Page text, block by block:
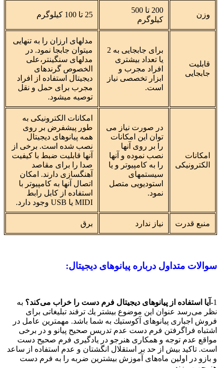
وزن
200 تا 500
کیلوگرم
25 تا 100 کیلوگرم
قابلیت
جابجایی
برای جابجایی به 2
یا تعداد بیشتری
افراد مجرب و
ابزار تخصصی نیاز
است.
مدلهای ارزان را به تنهایی
میتوان جابجا نمود. در
مدلهای سنگینتر،علی
الخصوص گرندهای
دیجیتال استفاده از افراد
مجرب برای حمل و نقل
توصیه میشود.
امکانات
الکترونیکی
در صورت نیاز می
توان این امکانات
را بر روی آنها
نصب نموده و آنها
را به کامپیوتر و یا
سیستمهای
استودیویی متصل
نمود.
امکانات الکترونیکی به
طور پیشفرض بر روی
همه پیانوهای دیجیتال
نصب شده است. برخی از
آنها قابلیت ضبط با کیفیت
صدا را برای مقاصد
آهنگسازی دارند. امکان
اتصال آنها به کامپیوتر با
استفاده از کابل رابط
MIDI یا USB وجود دارد.
منبع قدرت نیاز ندارد برق
سوالات متداول درباره پیانوهای دیجیتال:
1-آیا استفاده از پیانوهای دیجیتال فرم دست را خراب می‌كند؟ به
نظر می‌رسد عنوان این موضوع بیشتر یك ترفند تبلیغاتی برای
فروش اجباری پیانوهای آكوستیك به شما باشد. مهمترین عامل در
اشتباه فراگرفتن فرم دست عدم تدریس صحیح پیانو و در برخی
مواقع عدم توجه و همكاری هنرجو در یادگیری فرم صحیح دست
است. تاكید بیش از حد بر استقلال انگشتان و عدم استفاده از ساعد
و بازو در اولین ماه‌های آموزش بیشترین ضربه را به فرم دست